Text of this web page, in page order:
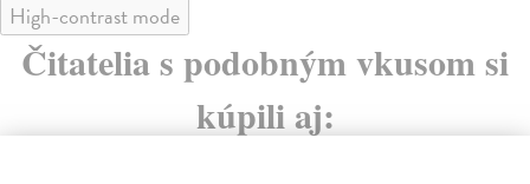
High-contrast mode
Čitatelia s podobným vkusom si
kúpili aj: